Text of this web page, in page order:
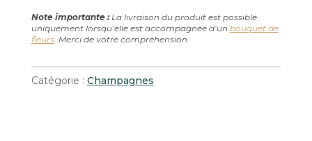
JEAN-
NOËL
Note importante :La livraison du produit est possible
uniquement lorsqu’elle est accompagnée d’un bouquet de
fleurs. Merci de votre compréhension.
Catégorie : Champagnes